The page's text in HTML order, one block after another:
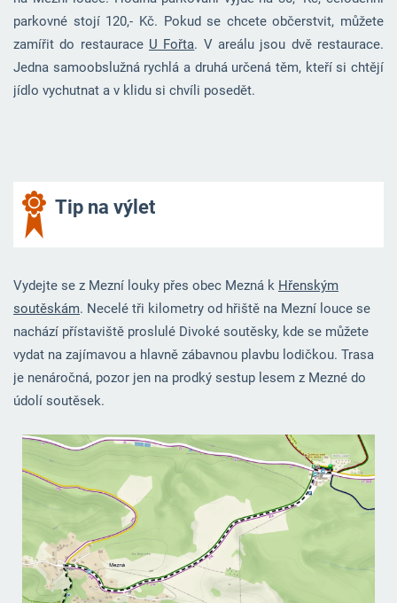
parkovné stojí 120,- Kč. Pokud se chcete občerstvit, můžete
zamířit do restaurace U Fořta. V areálu jsou dvě restaurace.
Jedna samoobslužná rychlá a druhá určená těm, kteří si chtějí
jídlo vychutnat a v klidu si chvíli posedět.
Tip na výlet
Vydejte se z Mezní louky přes obec Mezná k Hřenským
soutěskám. Necelé tři kilometry od hřiště na Mezní louce se
nachází přístaviště proslulé Divoké soutěsky, kde se můžete
vydat na zajímavou a hlavně zábavnou plavbu lodičkou. Trasa
je nenáročná, pozor jen na prodký sestup lesem z Mezné do
údolí soutěsek.